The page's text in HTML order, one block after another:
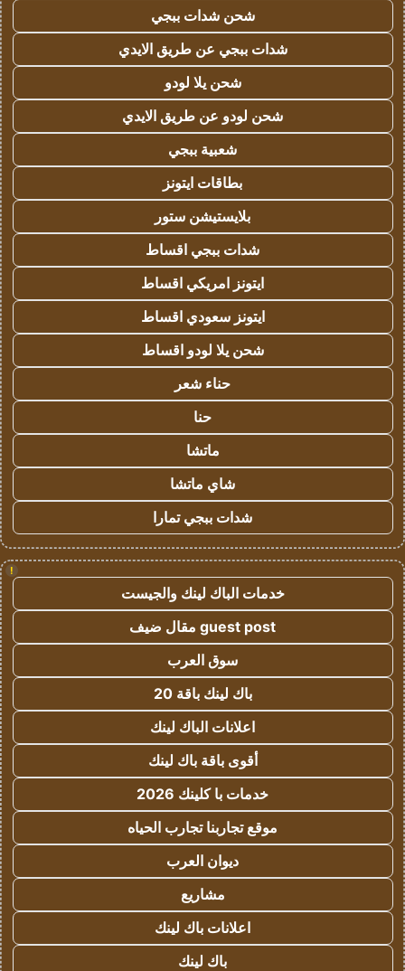
شحن شدات ببجي
شدات ببجي عن طريق الايدي
شحن يلا لودو
شحن لودو عن طريق الايدي
شعبية ببجي
بطاقات ايتونز
بلايستيشن ستور
شدات ببجي اقساط
ايتونز امريكي اقساط
ايتونز سعودي اقساط
شحن يلا لودو اقساط
حناء شعر
حنا
ماتشا
شاي ماتشا
شدات ببجي تمارا
!
خدمات الباك لينك والجيست
guest post مقال ضيف
سوق العرب
باك لينك باقة 20
اعلانات الباك لينك
أقوى باقة باك لينك
خدمات با كلينك 2026
موقع تجاربنا تجارب الحياه
ديوان العرب
مشاريع
اعلانات باك لينك
باك لينك